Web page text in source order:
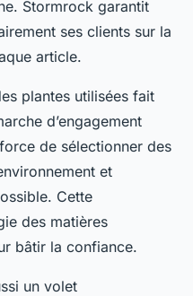
Stormrock garantit
ses clients sur la
article.
plantes utilisées fait
d’engagement
de sélectionner des
et
Cette
des matières
bâtir la confiance.
un volet